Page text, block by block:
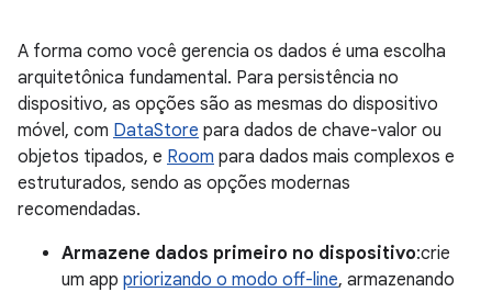
A forma como você gerencia os dados é uma escolha
arquitetônica fundamental. Para persistência no
dispositivo, as opções são as mesmas do dispositivo
móvel, com DataStore para dados de chave-valor ou
objetos tipados, e Room para dados mais complexos e
estruturados, sendo as opções modernas
recomendadas.
Armazene dados primeiro no dispositivo:crie
um app priorizando o modo off-line, armazenando